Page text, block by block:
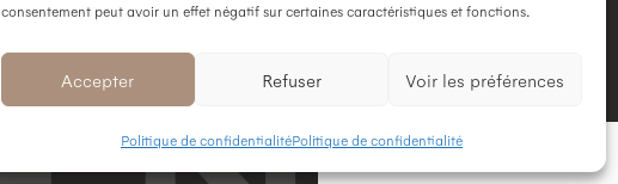
consentement peut avoir un effet négatif sur certaines caractéristiques et fonctions.
Accepter Refuser Voir les préférences
Politique de confidentialitéPolitique de confidentialité
VENTE